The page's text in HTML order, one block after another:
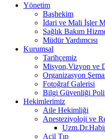
Yönetim
Başhekim
İdari ve Mali İşler
Sağlık Bakım
Müdür Yardımcısı
Kurumsal
Tarihçemiz
Misyon,Vizyon ve
Organizasyon
Fotoğraf Galerisi
Bilgi Güvenliği
Hekimlerimiz
Aile Hekimliği
Anesteziyoloji ve
Acil Tıp